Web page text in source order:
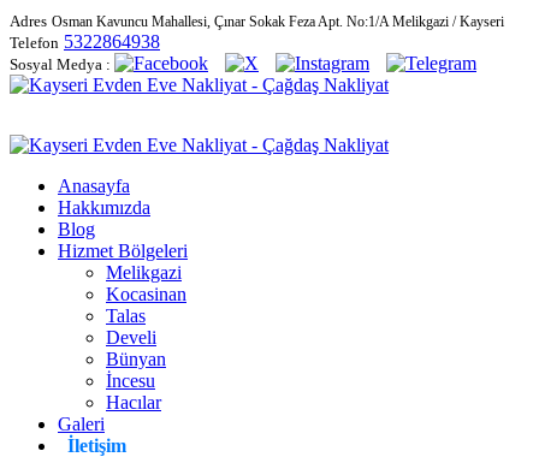
Adres Osman Kavuncu Mahallesi, Çınar Sokak Feza Apt. No:1/A Melikgazi / Kayseri
Telefon 5322864938
Sosyal Medya :
Anasayfa
Hakkımızda
Blog
Hizmet Bölgeleri
Melikgazi
Kocasinan
Talas
Develi
Bünyan
İncesu
Hacılar
Galeri
İletişim